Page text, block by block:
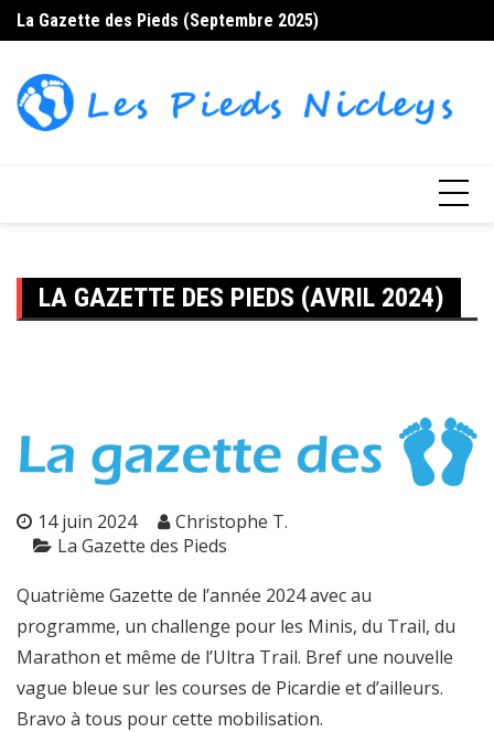
Skip
to
La Gazette des Pieds (Septembre 2025)
LA GAZETTE DES PIEDS (AVRIL 2024)
14 juin 2024
Christophe T.
La Gazette des Pieds
Quatrième Gazette de l’année 2024 avec au
programme, un challenge pour les Minis, du Trail, du
Marathon et même de l’Ultra Trail. Bref une nouvelle
vague bleue sur les courses de Picardie et d’ailleurs.
Bravo à tous pour cette mobilisation.